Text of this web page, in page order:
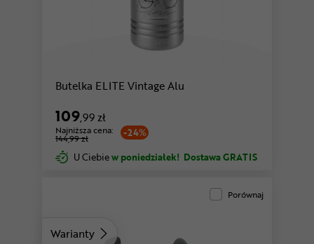
Butelka ELITE Vintage Alu
109,99 zł
-24%
Najniższa cena:
144,99 zł
U Ciebiew poniedziałek! Dostawa GRATIS
Warianty
Porównaj